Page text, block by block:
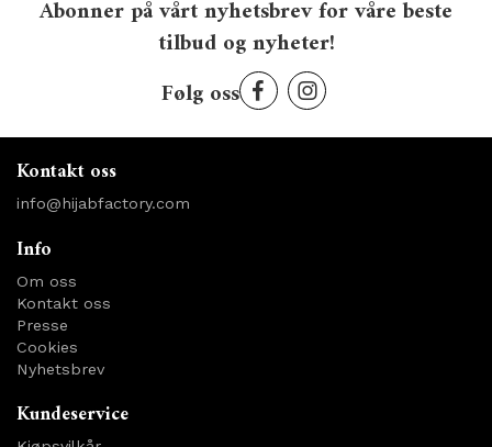
Abonner på vårt nyhetsbrev for våre beste
tilbud og nyheter!
Følg oss
Kontakt oss
info@hijabfactory.com
Info
Om oss
Kontakt oss
Presse
Cookies
Nyhetsbrev
Kundeservice